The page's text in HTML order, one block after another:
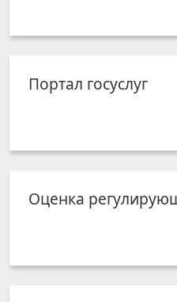
Портал госуслуг
Оценка